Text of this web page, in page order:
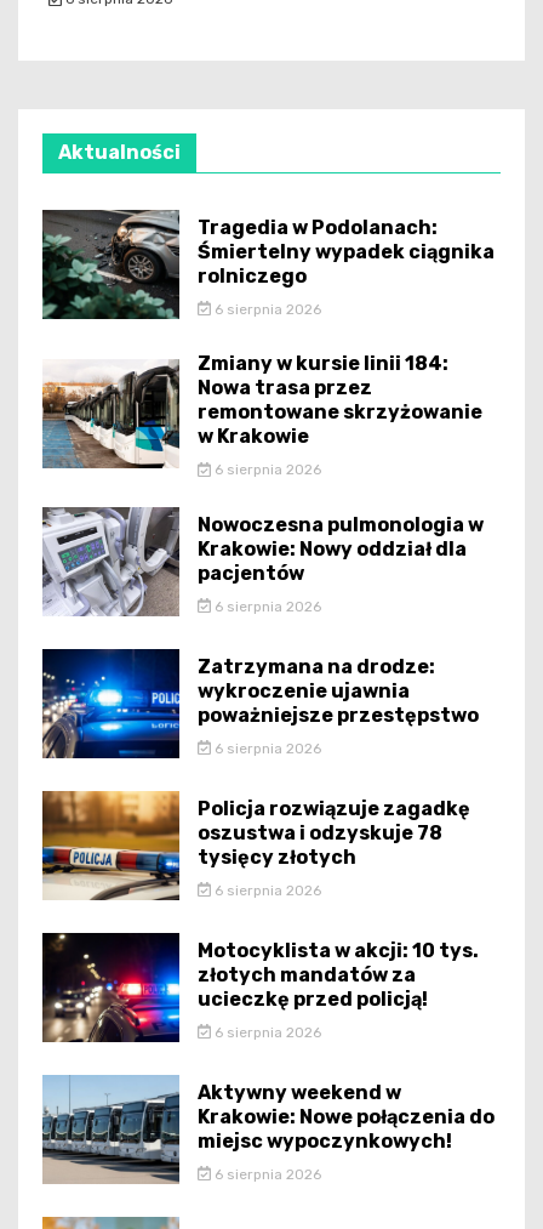
Aktualności
Tragedia w Podolanach:
Śmiertelny wypadek ciągnika
rolniczego
6 sierpnia 2026
Zmiany w kursie linii 184:
Nowa trasa przez
remontowane skrzyżowanie
w Krakowie
6 sierpnia 2026
Nowoczesna pulmonologia w
Krakowie: Nowy oddział dla
pacjentów
6 sierpnia 2026
Zatrzymana na drodze:
wykroczenie ujawnia
poważniejsze przestępstwo
6 sierpnia 2026
Policja rozwiązuje zagadkę
oszustwa i odzyskuje 78
tysięcy złotych
6 sierpnia 2026
Motocyklista w akcji: 10 tys.
złotych mandatów za
ucieczkę przed policją!
6 sierpnia 2026
Aktywny weekend w
Krakowie: Nowe połączenia do
miejsc wypoczynkowych!
6 sierpnia 2026